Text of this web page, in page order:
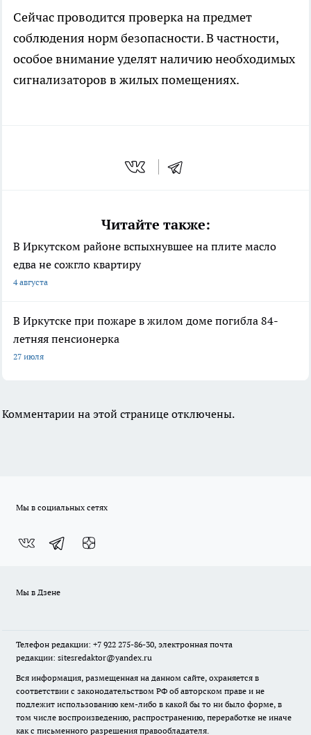
Сейчас проводится проверка на предмет
соблюдения норм безопасности. В частности,
особое внимание уделят наличию необходимых
сигнализаторов в жилых помещениях.
Читайте также:
В Иркутском районе вспыхнувшее на плите масло
едва не сожгло квартиру
4 августа
В Иркутске при пожаре в жилом доме погибла 84-
летняя пенсионерка
27 июля
Комментарии на этой странице отключены.
Мы в социальных сетях
Мы в Дзене
Телефон редакции: +7 922 275-86-30, электронная почта
редакции: sitesredaktor@yandex.ru
Вся информация, размещенная на данном сайте, охраняется в
соответствии с законодательством РФ об авторском праве и не
подлежит использованию кем-либо в какой бы то ни было форме, в
том числе воспроизведению, распространению, переработке не иначе
как с письменного разрешения правообладателя.